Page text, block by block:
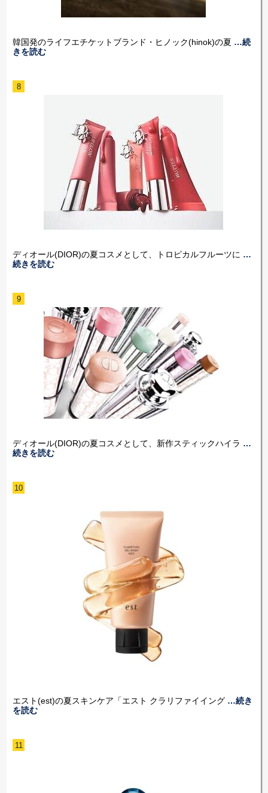
韓国発のライフエチケットブランド・ヒノック(hinok)の夏 …続
きを読む
8
ディオール(DIOR)の夏コスメとして、トロピカルフルーツに …
続きを読む
9
ディオール(DIOR)の夏コスメとして、新作スティックハイラ …
続きを読む
10
エスト(est)の夏スキンケア「エスト クラリファイイング …続き
を読む
11